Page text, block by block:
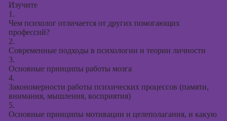
Изучите
1.
Чем психолог отличается от других помогающих
профессий?
2.
Современные подходы в психологии и теории личности
3.
Основные принципы работы мозга
4.
Закономерности работы психических процессов (памяти,
внимания, мышления, восприятия)
5.
Основные принципы мотивации и целеполагания, и какую